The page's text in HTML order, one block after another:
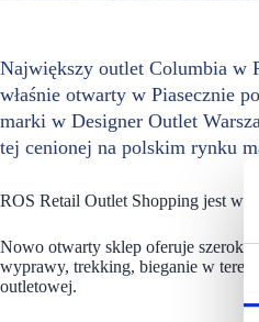
Największy outlet Columbia w
właśnie otwarty w Piasecznie
marki w Designer Outlet
tej cenionej na polskim rynku
ROS Retail Outlet Shopping jest w
Nowo otwarty sklep oferuje szeroki
wyprawy, trekking, bieganie w
outletowej.